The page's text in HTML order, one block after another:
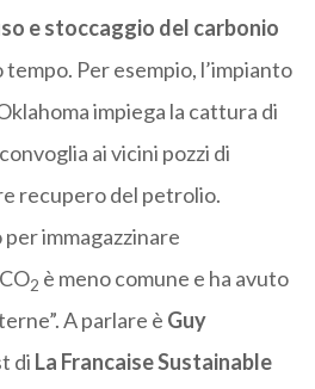
e stoccaggio del carbonio
tempo. Per esempio, l’impianto
impiega la cattura di
ai vicini pozzi di
recupero del petrolio.
immagazzinare
2 è meno comune e ha avuto
A parlare è Guy
di La Francaise Sustainable